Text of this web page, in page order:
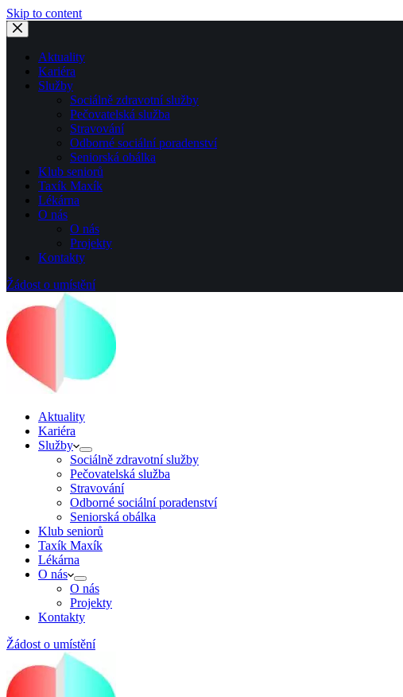
Skip to content
Aktuality
Kariéra
Služby
Sociálně zdravotní služby
Pečovatelská služba
Stravování
Odborné sociální poradenství
Seniorská obálka
Klub seniorů
Taxík Maxík
Lékárna
O nás
O nás
Projekty
Kontakty
Žádost o umístění
Aktuality
Kariéra
Služby
Sociálně zdravotní služby
Pečovatelská služba
Stravování
Odborné sociální poradenství
Seniorská obálka
Klub seniorů
Taxík Maxík
Lékárna
O nás
O nás
Projekty
Kontakty
Žádost o umístění